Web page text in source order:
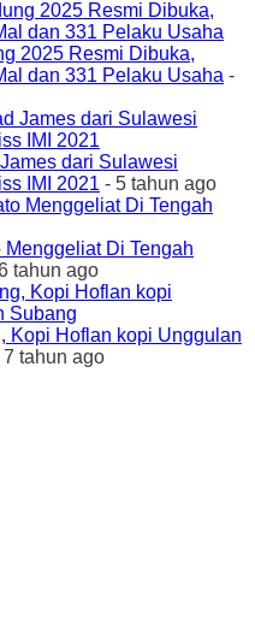
2025 Resmi Dibuka,
dan 331 Pelaku Usaha -
dari Sulawesi
IMI 2021 - 5 tahun ago
Menggeliat Di Tengah
tahun ago
Kopi Hoflan kopi Unggulan
7 tahun ago